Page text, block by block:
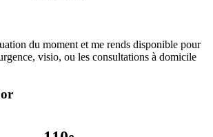
du moment et me rends disponible pour
visio, ou les consultations à domicile